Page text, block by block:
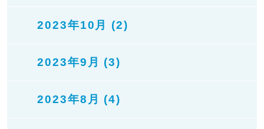
2023年10月 (2)
2023年9月 (3)
2023年8月 (4)